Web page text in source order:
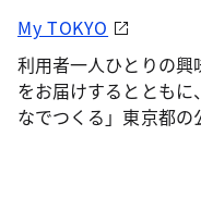
My TOKYO
利用者一人ひとりの
をお届けするととも
なでつくる」東京都の